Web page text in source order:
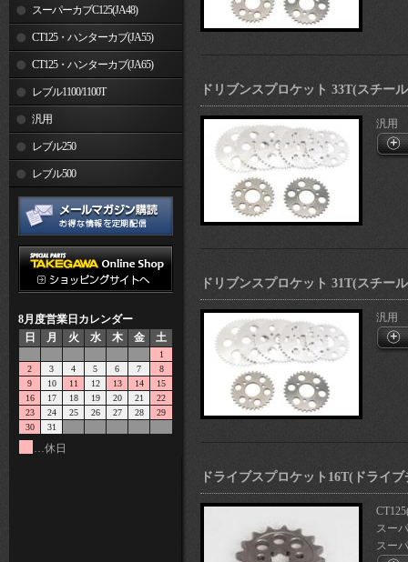
スーパーカブC125(JA48)
CT125・ハンターカブ(JA55)
CT125・ハンターカブ(JA65)
レブル1100/1100T
汎用
レブル250
レブル500
8月度営業日カレンダー
日
月 火 水 木 金 土
1
2
3 4 5 6 7
8
9
10 11 12 13 14
15
16
17 18 19 20 21
22
23
24 25 26 27 28
29
30
31
…休日
ドリブンスプロケット 33T(スチー
汎用
ドリブンスプロケット 31T(スチー
汎用
ドライブスプロケット16T(ドライ
スー
スー